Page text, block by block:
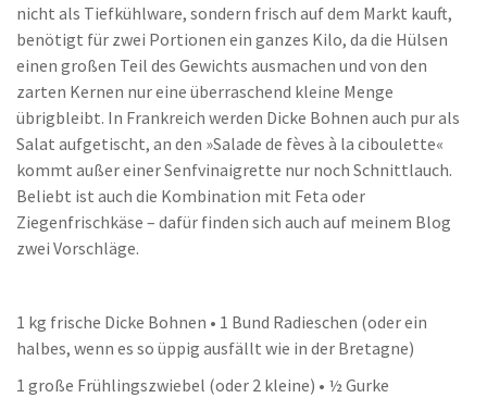
nicht als Tiefkühlware, sondern frisch auf dem Markt kauft,
benötigt für zwei Portionen ein ganzes Kilo, da die Hülsen
einen großen Teil des Gewichts ausmachen und von den
zarten Kernen nur eine überraschend kleine Menge
übrigbleibt. In Frankreich werden Dicke Bohnen auch pur als
Salat aufgetischt, an den »Salade de fèves à la ciboulette«
kommt außer einer Senfvinaigrette nur noch Schnittlauch.
Beliebt ist auch die Kombination mit Feta oder
Ziegenfrischkäse – dafür finden sich auch auf meinem Blog
zwei Vorschläge.
1 kg frische Dicke Bohnen • 1 Bund Radieschen (oder ein
halbes, wenn es so üppig ausfällt wie in der Bretagne)
1 große Frühlingszwiebel (oder 2 kleine) • ½ Gurke